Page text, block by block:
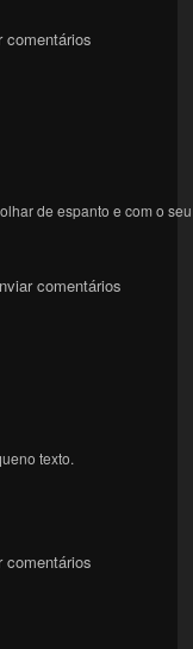
comentários
de espanto e com o seu
comentários
texto.
comentários